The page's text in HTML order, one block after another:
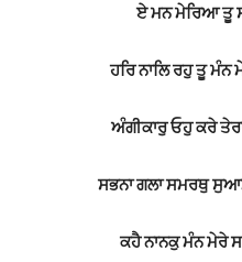
ਏ ਮਨ ਮੇਰਿਆ ਤੂ
ਹਰਿ ਨਾਲਿ ਰਹੁ ਤੂ ਮੰਨ
ਅੰਗੀਕਾਰੁ ਓਹੁ ਕਰੇ
ਸਭਨਾ ਗਲਾ ਸਮਰਥੁ
ਕਹੈ ਨਾਨਕੁ ਮੰਨ ਮੇਰੇ